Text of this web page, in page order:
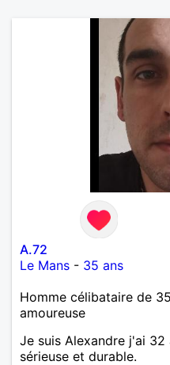
A.72
Le Mans - 35 ans
Homme célibataire de
amoureuse
Je suis Alexandre j'ai
sérieuse et durable.